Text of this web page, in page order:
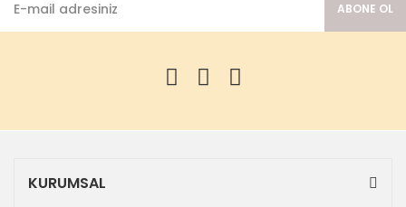
ABONE OL
KURUMSAL